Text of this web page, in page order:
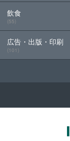
飲食
(55)
広告・出版・印刷
(101)